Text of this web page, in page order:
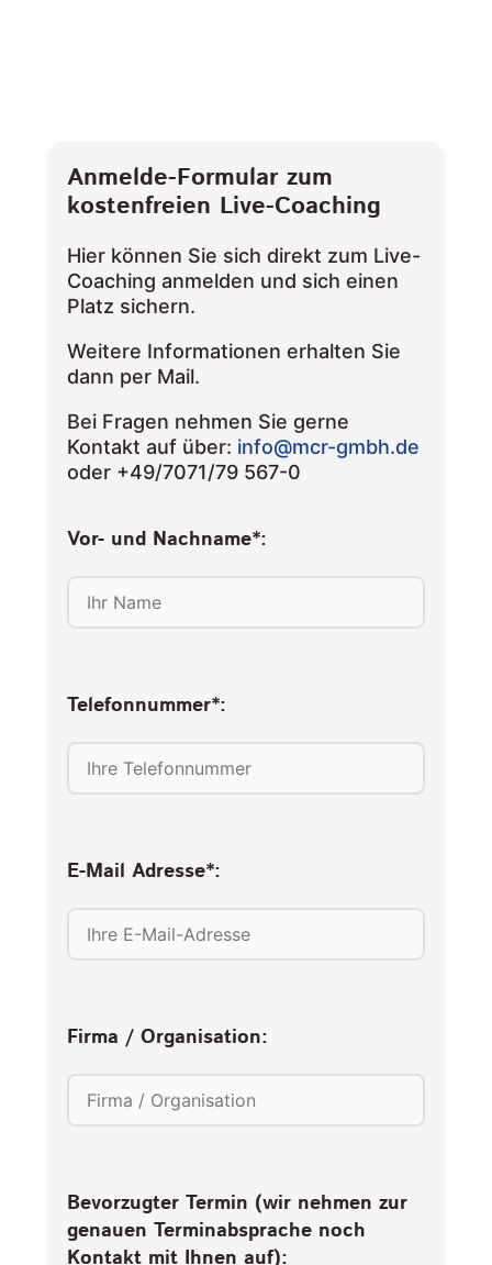
Anmelde-Formular zum
kostenfreien Live-Coaching
Hier können Sie sich direkt zum Live-
Coaching anmelden und sich einen
Platz sichern.
Weitere Informationen erhalten Sie
dann per Mail.
Bei Fragen nehmen Sie gerne
Kontakt auf über: info@mcr-gmbh.de
oder +49/7071/79 567-0
Vor- und Nachname*:
Telefonnummer*:
E-Mail Adresse*:
Firma / Organisation:
Bevorzugter Termin (wir nehmen zur
genauen Terminabsprache noch
Kontakt mit Ihnen auf):